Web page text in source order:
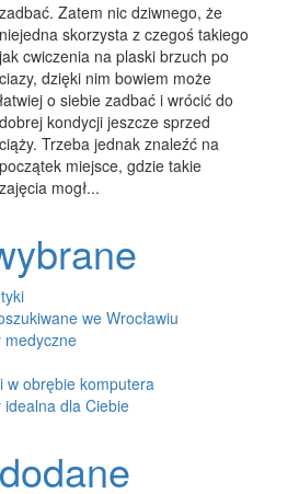
zadbać. Zatem nic dziwnego, że
niejedna skorzysta z czegoś takiego
jak cwiczenia na plaski brzuch po
ciazy, dzięki nim bowiem może
łatwiej o siebie zadbać i wrócić do
dobrej kondycji jeszcze sprzed
ciąży. Trzeba jednak znaleźć na
początek miejsce, gdzie takie
zajęcia mogł...
we Wrocławiu
medyczne
w obrębie komputera
dla Ciebie